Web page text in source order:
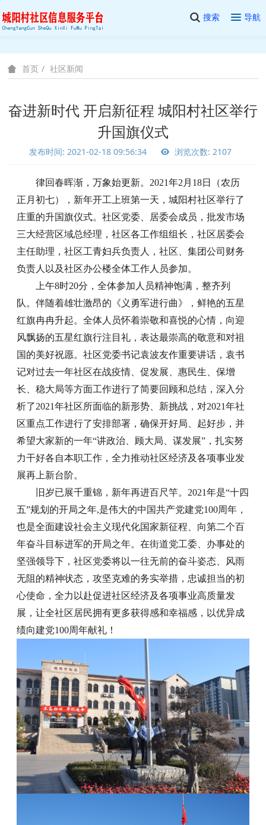
搜索 导航
首页 社区新闻
奋进新时代 开启新征程 城阳村社区举行
升国旗仪式
发布时间: 2021-02-18 09:56:34 浏览次数: 2107
律回春晖渐，万象始更新。 2021年2月18日（农历
正月初七），新年开工上班第一天，城阳村社区举行了
庄重的升国旗仪式。社区党委、居委会成员，批发市场
三大经营区域总经理，社区各工作组组长，社区居委会
主任助理，社区工青妇兵负责人，社区、集团公司财务
负责人以及社区办公楼全体工作人员参加。
上午8时20分，全体参加人员精神饱满，整齐列
队。伴随着雄壮激昂的《义勇军进行曲》，鲜艳的五星
红旗冉冉升起。全体人员怀着崇敬和喜悦的心情，向迎
风飘扬的五星红旗行注目礼，表达最崇高的敬意和对祖
国的美好祝愿。社区党委书记袁波友作重要讲话，袁书
记对过去一年社区在战疫情、促发展、惠民生、保增
长、稳大局等方面工作进行了简要回顾和总结，深入分
析了2021年社区所面临的新形势、新挑战，对2021年社
区重点工作进行了安排部署，确保开好局、起好步，并
希望大家新的一年“讲政治、顾大局、谋发展”，扎实努
力干好各自本职工作，全力推动社区经济及各项事业发
展再上新台阶。
旧岁已展千重锦，新年再进百尺竿。2021年是“十四
五”规划的开局之年,是伟大的中国共产党建党100周年，
也是全面建设社会主义现代化国家新征程、向第二个百
年奋斗目标进军的开局之年。在街道党工委、办事处的
坚强领导下，社区党委将以一往无前的奋斗姿态、风雨
无阻的精神状态，攻坚克难的务实举措，忠诚担当的初
心使命，全力以赴促进社区经济及各项事业高质量发
展，让全社区居民拥有更多获得感和幸福感，以优异成
绩向建党100周年献礼！